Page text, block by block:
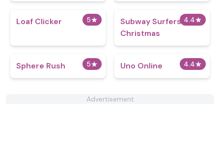
5★
Loaf Clicker 4.4★
Subway Surfers
Christmas
5★
Sphere Rush 4.4★
Uno Online
Advertisement